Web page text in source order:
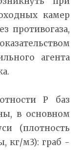
камер
противогаза,
агента
Р баз
в основном
(плотность
кг/м3): граб -